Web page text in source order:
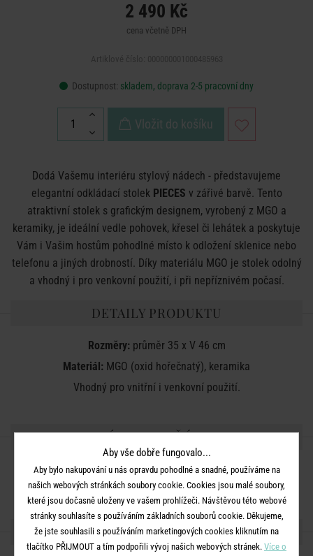
2 490 Kč
cena včetně DPH
Dostupnost: skladem, doprava 2-5 pracovní dny
Vložit do košíku
Dodá Vašemu interiéru stylový nádech - představujeme
elegantní odkládací stolek PIECES v zářivé barvě. Tento
atraktivní stolek s grafickým designem, vyrobený z MGO a
keramiky, je ideální vedle pohovek, křesel či lehátek a poskytuje
Vám i Vašim hostům pohodlné místo k odložení sklenice nebo
telefonu a jiných drobností. Díky materiálu MGO je stolek odolný
a vhodný i pro venkovní použití, i při nepříznivém počasí.
DETAILY PRODUKTU
Rozměry:průměr 35 x V 46 cm
Materiál: MGO (oxid hořečnatý), keramika
Vhodný pro vnitřní i venkovní použití.
SDÍLEJTE S PŘÁTELI
DALŠÍ PRODUKTY ZE SÉRIE
Aby vše dobře fungovalo...
Aby bylo nakupování u nás opravdu pohodlné a snadné, používáme na
našich webových stránkách soubory cookie. Cookies jsou malé soubory,
které jsou dočasně uloženy ve vašem prohlížeči. Návštěvou této webové
stránky souhlasíte s používáním základních souborů cookie. Děkujeme,
že jste souhlasili s používáním marketingových cookies kliknutím na
tlačítko PŘIJMOUT a tím podpořili vývoj našich webových stránek. Více o